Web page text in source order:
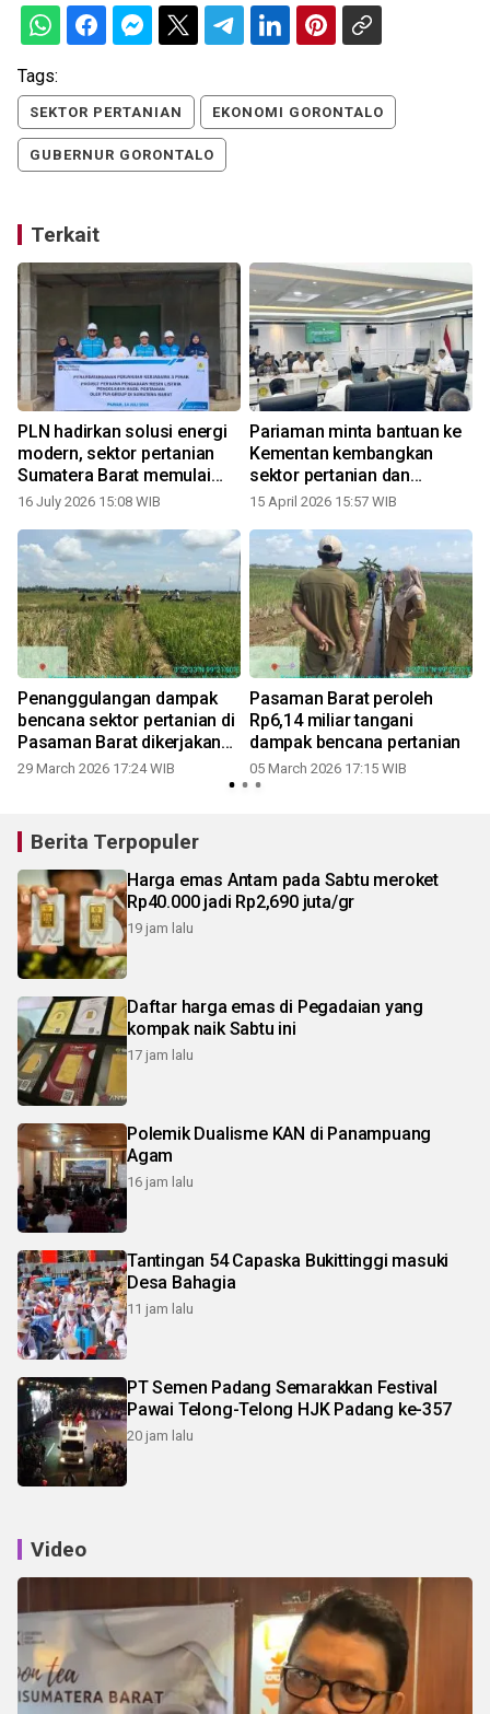
Tags:
SEKTOR PERTANIAN EKONOMI GORONTALO
GUBERNUR GORONTALO
Terkait
PLN hadirkan solusi energi
modern, sektor pertanian
Sumatera Barat memulai
babak baru
16 July 2026 15:08 WIB
Pariaman minta bantuan ke
Kementan kembangkan
sektor pertanian dan
peternakan senilai Rp23,9
15 April 2026 15:57 WIB
Penanggulangan dampak
bencana sektor pertanian di
Pasaman Barat dikerjakan
secara swakelola
29 March 2026 17:24 WIB
Pasaman Barat peroleh
Rp6,14 miliar tangani
dampak bencana pertanian
05 March 2026 17:15 WIB
Berita Terpopuler
Harga emas Antam pada Sabtu meroket
Rp40.000 jadi Rp2,690 juta/gr
19 jam lalu
Daftar harga emas di Pegadaian yang
kompak naik Sabtu ini
17 jam lalu
Polemik Dualisme KAN di Panampuang
Agam
16 jam lalu
Tantingan 54 Capaska Bukittinggi masuki
Desa Bahagia
11 jam lalu
PT Semen Padang Semarakkan Festival
Pawai Telong-Telong HJK Padang ke-357
20 jam lalu
Video